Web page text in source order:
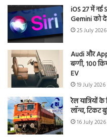
iOS 27 में नई
Gemini को
25 July
Audi और
बग्गी, 100
EV
19 July
रेल यात्रियों
लॉन्च, टिकट
16 July